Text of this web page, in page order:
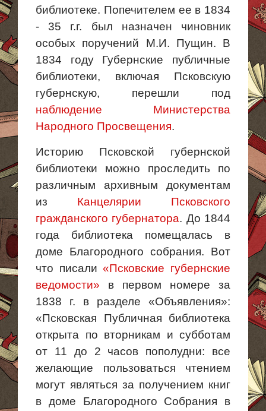
библиотеке. Попечителем ее в 1834
- 35 г.г. был назначен чиновник
особых поручений М.И. Пущин. В
1834 году Губернские публичные
библиотеки, включая Псковскую
губернскую, перешли под
наблюдение Министерства
Народного Просвещения.
Историю Псковской губернской
библиотеки можно проследить по
различным архивным документам
из Канцелярии Псковского
гражданского губернатора. До 1844
года библиотека помещалась в
доме Благородного собрания. Вот
что писали«Псковские губернские
ведомости» в первом номере за
1838 г. в разделе «Объявления»:
«Псковская Публичная библиотека
открыта по вторникам и субботам
от 11 до 2 часов пополудни: все
желающие пользоваться чтением
могут являться за получением книг
в доме Благородного Собрания в